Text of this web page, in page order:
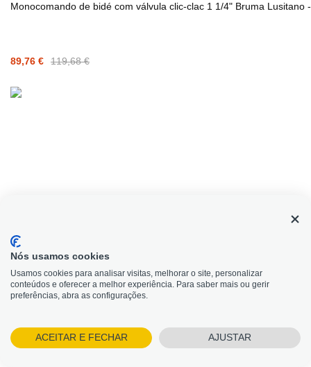
Monocomando de bidé com válvula clic-clac 1 1/4" Bruma Lusitano
89,76 € 119,68 €
Precisa de Ajuda?
Nós usamos cookies
Usamos cookies para analisar visitas, melhorar o site, personalizar
conteúdos e oferecer a melhor experiência. Para saber mais ou gerir
preferências, abra as configurações.
ACEITAR E FECHAR AJUSTAR